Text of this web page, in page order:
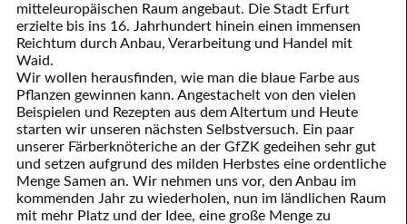
mitteleuropäischen Raum angebaut. Die Stadt Erfurt
erzielte bis ins 16. Jahrhundert hinein einen immensen
Reichtum durch Anbau, Verarbeitung und Handel mit
Waid.
Wir wollen herausfinden, wie man die blaue Farbe aus
Pflanzen gewinnen kann. Angestachelt von den vielen
Beispielen und Rezepten aus dem Altertum und Heute
starten wir unseren nächsten Selbstversuch. Ein paar
unserer Färberknöteriche an der GfZK gedeihen sehr gut
und setzen aufgrund des milden Herbstes eine ordentliche
Menge Samen an. Wir nehmen uns vor, den Anbau im
kommenden Jahr zu wiederholen, nun im ländlichen Raum
mit mehr Platz und der Idee, eine große Menge zu